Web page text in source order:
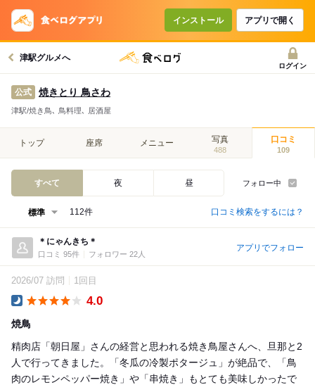
インストール アプリで開く
津駅グルメへ
ログイン
公式 焼きとり 鳥さわ
津駅/焼き鳥､ 鳥料理､ 居酒屋
トップ 座席 メニュー 写真
488
口コミ
109
すべて 夜 昼 フォロー中
112件 口コミ検索をするには？
＊にゃんきち＊
口コミ 95件 フォロワー 22人
アプリでフォロー
2026/07 訪問 1回目
4.0
焼鳥
精肉店「朝日屋」さんの経営と思われる焼き鳥屋さんへ、旦那と2
人で行ってきました。「冬瓜の冷製ポタージュ」が絶品で、「鳥
肉のレモンペッパー焼き」や「串焼き」もとても美味しかったで